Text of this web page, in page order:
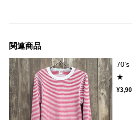
関連商品
70's
★